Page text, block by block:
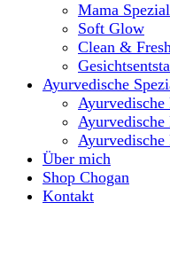
Mama Spezial
Soft Glow
Clean &
Ayurvedische
Ayurvedische
Ayurvedische
Ayurvedische
Über mich
Shop Chogan
Kontakt